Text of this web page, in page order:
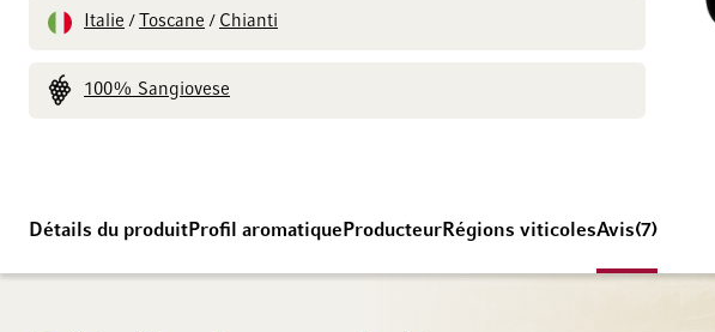
Italie / Toscane / Chianti
100% Sangiovese
Détails du produitProfil aromatique ProducteurRégions viticolesAvis 7